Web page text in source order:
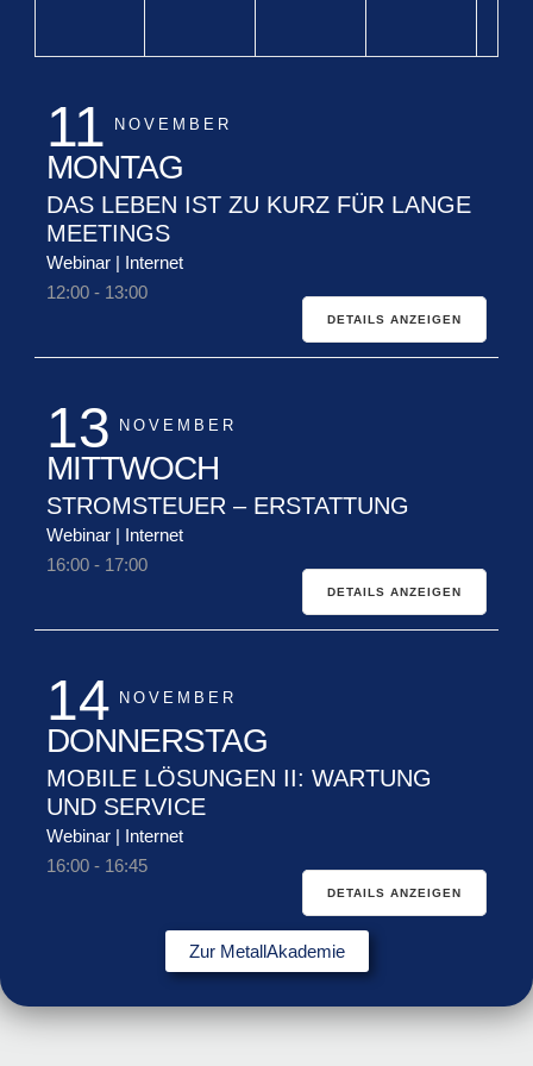
11 NOVEMBER
MONTAG
DAS LEBEN IST ZU KURZ FÜR LANGE
MEETINGS
Webinar | Internet
12:00 - 13:00
DETAILS ANZEIGEN
13 NOVEMBER
MITTWOCH
STROMSTEUER – ERSTATTUNG
Webinar | Internet
16:00 - 17:00
DETAILS ANZEIGEN
14 NOVEMBER
DONNERSTAG
MOBILE LÖSUNGEN II: WARTUNG
UND SERVICE
Webinar | Internet
16:00 - 16:45
DETAILS ANZEIGEN
Zur MetallAkademie